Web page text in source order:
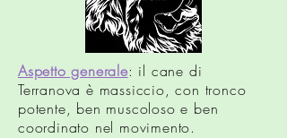
Aspetto generale: il cane di
Terranova è massiccio, con tronco
potente, ben muscoloso e ben
coordinato nel movimento.